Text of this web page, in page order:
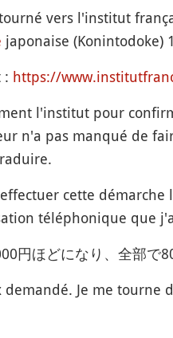
vers l'institut
japonaise (Konintodoke)
: https://
l'institut pour
n'a pas manqué de
cette
téléphonique que
円ほどになり、全部で
Je me tourne